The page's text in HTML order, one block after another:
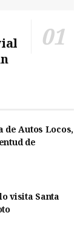
de Autos Locos,
de
visita Santa